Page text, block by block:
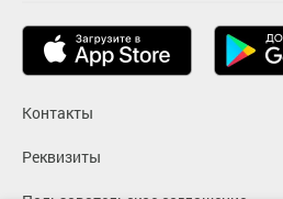
Контакты
Реквизиты